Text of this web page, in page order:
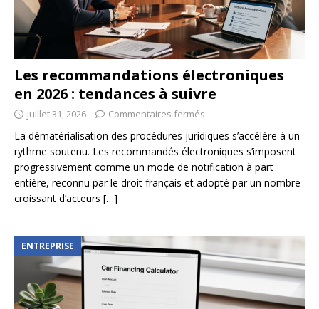
Les recommandations électroniques
en 2026 : tendances à suivre
juillet 31, 2026 Commentaires fermés
La dématérialisation des procédures juridiques s’accélère à un
rythme soutenu. Les recommandés électroniques s’imposent
progressivement comme un mode de notification à part
entière, reconnu par le droit français et adopté par un nombre
croissant d’acteurs […]
ENTREPRISE